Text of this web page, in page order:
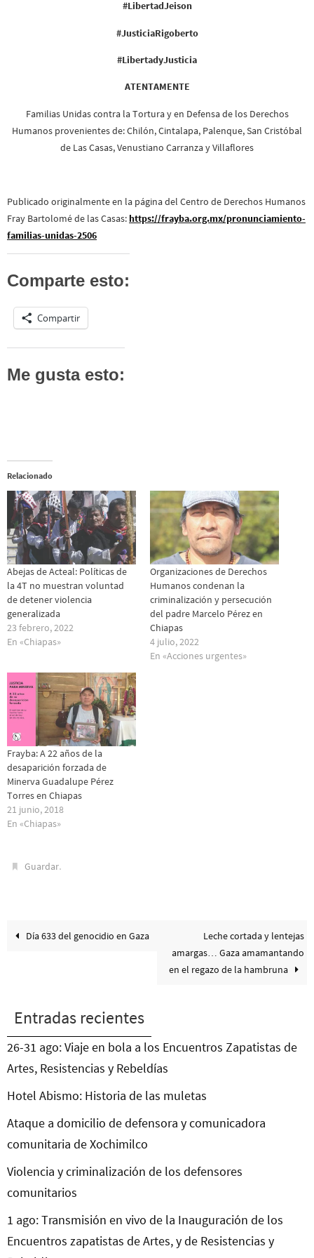
#LibertadJeison
#JusticiaRigoberto
#LibertadyJusticia
ATENTAMENTE
Familias Unidas contra la Tortura y en Defensa de los Derechos
Humanos provenientes de: Chilón, Cintalapa, Palenque, San Cristóbal
de Las Casas, Venustiano Carranza y Villaflores
Publicado originalmente en la página del Centro de Derechos Humanos
Fray Bartolomé de las Casas: https://frayba.org.mx/pronunciamiento-
familias-unidas-2506
Comparte esto:
Compartir
Me gusta esto:
Relacionado
Abejas de Acteal: Políticas de
la 4T no muestran voluntad
de detener violencia
generalizada
23 febrero, 2022
En «Chiapas»
Organizaciones de Derechos
Humanos condenan la
criminalización y persecución
del padre Marcelo Pérez en
Chiapas
4 julio, 2022
En «Acciones urgentes»
Frayba: A 22 años de la
desaparición forzada de
Minerva Guadalupe Pérez
Torres en Chiapas
21 junio, 2018
En «Chiapas»
Guardar.
Día 633 del genocidio en Gaza
Leche cortada y lentejas
amargas… Gaza amamantando
en el regazo de la hambruna
Entradas recientes
26-31 ago: Viaje en bola a los Encuentros Zapatistas de
Artes, Resistencias y Rebeldías
Hotel Abismo: Historia de las muletas
Ataque a domicilio de defensora y comunicadora
comunitaria de Xochimilco
Violencia y criminalización de los defensores
comunitarios
1 ago: Transmisión en vivo de la Inauguración de los
Encuentros zapatistas de Artes, y de Resistencias y